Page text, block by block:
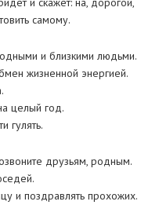
самому.
и близкими людьми.
жизненной энергией.
целый год.
гулять.
друзьям, родным.
и поздравлять прохожих.